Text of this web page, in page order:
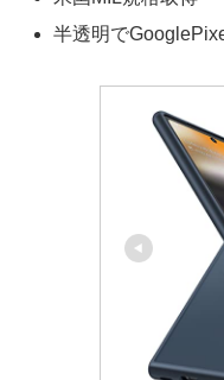
半透明で